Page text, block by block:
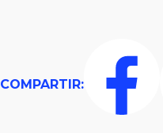
COMPARTIR: